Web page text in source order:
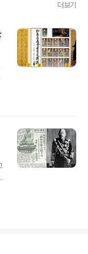
더보기